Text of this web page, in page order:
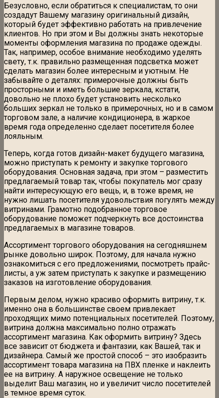
Безусловно, если обратиться к специалистам, то они
создадут Вашему магазину оригинальный дизайн,
который будет эффективно работать на привлечение
клиентов. Но при этом и Вы должны знать некоторые
моменты оформления магазина по продаже одежды.
Так, например, особое внимание необходимо уделять
свету, т.к. правильно размещенная подсветка может
сделать магазин более интересным и уютным. Не
забывайте о деталях: примерочные должны быть
просторными и иметь большие зеркала, кстати,
довольно не плохо будет установить несколько
больших зеркал не только в примерочных, но и в самом
торговом зале, а наличие кондиционера, в жаркое
время года определенно сделает посетителя более
лояльным.
Теперь, когда готов дизайн-макет будущего магазина,
можно приступать к ремонту и закупке торгового
оборудования. Основная задача, при этом – разместить
предлагаемый товар так, чтобы покупатель мог сразу
найти интересующую его вещь, и, в тоже время, не
нужно лишать посетителя удовольствия погулять между
витринами. Грамотно подобранное торговое
оборудование поможет подчеркнуть все достоинства
предлагаемых в магазине товаров.
Ассортимент торгового оборудования на сегодняшнем
рынке довольно широк. Поэтому, для начала нужно
ознакомиться с его предложениями, посмотреть прайс-
листы, а уж затем приступать к закупке и размещению
заказов на изготовление оборудования.
Первым делом, нужно красиво оформить витрину, т.к.
именно она в большинстве своем привлекает
проходящих мимо потенциальных посетителей. Поэтому,
витрина должна максимально полно отражать
ассортимент магазина. Как оформить витрину? Здесь
все зависит от бюджета и фантазии, как Вашей, так и
дизайнера. Самый же простой способ – это изобразить
ассортимент товара магазина на ПВХ пленке и наклеить
ее на витрину. А наружное освещение не только
выделит Ваш магазин, но и увеличит число посетителей
в темное время суток.